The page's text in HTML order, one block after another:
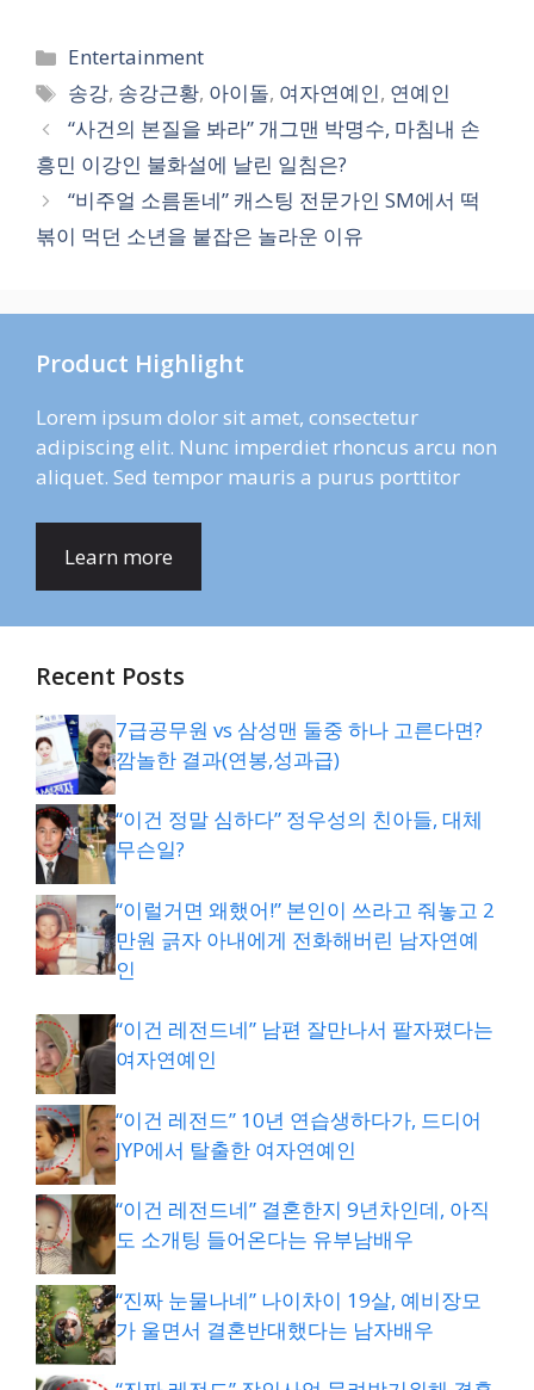
카
테
고
리
Entertainment
태
그
송강, 송강근황, 아이돌, 여자연예인, 연예인
“사건의 본질을 봐라” 개그맨 박명수, 마침내 손
흥민 이강인 불화설에 날린 일침은?
“비주얼 소름돋네” 캐스팅 전문가인 SM에서 떡
볶이 먹던 소년을 붙잡은 놀라운 이유
Product Highlight
Lorem ipsum dolor sit amet, consectetur
adipiscing elit. Nunc imperdiet rhoncus arcu non
aliquet. Sed tempor mauris a purus porttitor
Learn more
Recent Posts
7급공무원 vs 삼성맨 둘중 하나 고른다면?
깜놀한 결과(연봉,성과급)
“이건 정말 심하다” 정우성의 친아들, 대체
무슨일?
“이럴거면 왜했어!” 본인이 쓰라고 줘놓고 2
만원 긁자 아내에게 전화해버린 남자연예
인
“이건 레전드네” 남편 잘만나서 팔자폈다는
여자연예인
“이건 레전드” 10년 연습생하다가, 드디어
JYP에서 탈출한 여자연예인
“이건 레전드네” 결혼한지 9년차인데, 아직
도 소개팅 들어온다는 유부남배우
“진짜 눈물나네” 나이차이 19살, 예비장모
가 울면서 결혼반대했다는 남자배우